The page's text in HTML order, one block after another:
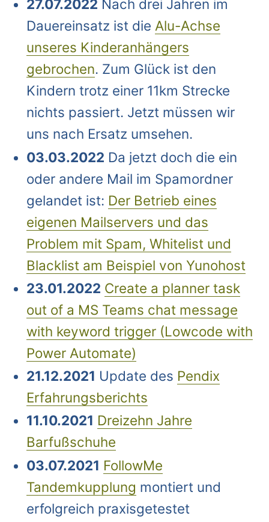
27.07.2022 Nach drei Jahren im
Dauereinsatz ist die Alu-Achse
unseres Kinderanhängers
gebrochen. Zum Glück ist den
Kindern trotz einer 11km Strecke
nichts passiert. Jetzt müssen wir
uns nach Ersatz umsehen.
03.03.2022 Da jetzt doch die ein
oder andere Mail im Spamordner
gelandet ist: Der Betrieb eines
eigenen Mailservers und das
Problem mit Spam, Whitelist und
Blacklist am Beispiel von Yunohost
23.01.2022 Create a planner task
out of a MS Teams chat message
with keyword trigger (Lowcode with
Power Automate)
21.12.2021 Update des Pendix
Erfahrungsberichts
11.10.2021 Dreizehn Jahre
Barfußschuhe
03.07.2021 FollowMe
Tandemkupplung montiert und
erfolgreich praxisgetestet